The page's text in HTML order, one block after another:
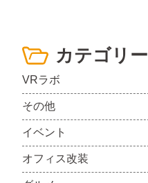
カテゴリー
VRラボ
その他
イベント
オフィス改装